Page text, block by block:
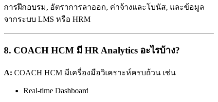
การฝึกอบรม, อัตราการลาออก, ค่าจ้างและโบนัส, และข้อมูล
จากระบบ LMS หรือ HRM
8. COACH HCM มี HR Analytics อะไรบ้าง?
A: COACH HCM มีเครื่องมือวิเคราะห์ครบถ้วน เช่น
Real-time Dashboard